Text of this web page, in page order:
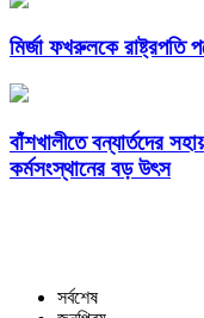
মির্জা ফখরুলকে রাষ্ট্রপতি
বাঁশখালীতে বন্যার্তদের
কর্মসংস্থানের বড় উৎস
সর্বশেষ